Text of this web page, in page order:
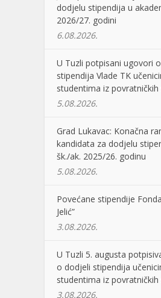
dodjelu stipendija u
2026/27. godini
6.08.2026.
U Tuzli potpisani ugovori
stipendija Vlade TK
studentima iz povratničkih
5.08.2026.
Grad Lukavac: Konačna
kandidata za dodjelu
šk./ak. 2025/26. godinu
5.08.2026.
Povećane stipendije
Jelić”
3.08.2026.
U Tuzli 5. augusta
o dodjeli stipendija
studentima iz povratničkih
3.08.2026.